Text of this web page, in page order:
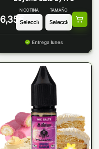
6,35 €
NICOTINA TAMAÑO
Entrega lunes